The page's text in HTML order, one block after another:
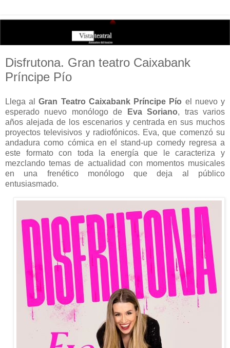
Disfrutona. Gran teatro Caixabank
Príncipe Pío
Llega alGran Teatro Caixabank Príncipe Pío el nuevo y
esperado nuevo monólogo de
Eva Soriano, tras varios
años alejada de los escenarios y centrada en sus muchos
proyectos televisivos y radiofónicos. Eva, que comenzó su
andadura como cómica en el stand-up comedy regresa a
este formato con toda la energía que le caracteriza y
mezclando temas de actualidad con momentos musicales
en una frenético monólogo que deja al público
entusiasmado.